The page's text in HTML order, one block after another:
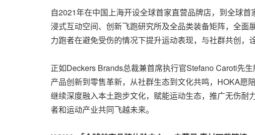
自2021年在中国上海开设全球首家直营品牌店，到全球
浸式互动空间、创新飞跑研究所及全品类装备矩阵，全
力跑者在避免受伤的情况下提升运动表现，与社群共创，
正如Deckers Brands总裁兼首席执行官Stefano Caroti先
产品创新到零售革新，从社群生态到文化共鸣，HOKA愿
继续深度融入本土跑步文化，赋能运动生态，推广无伤
者和运动产业共同飞越未来。